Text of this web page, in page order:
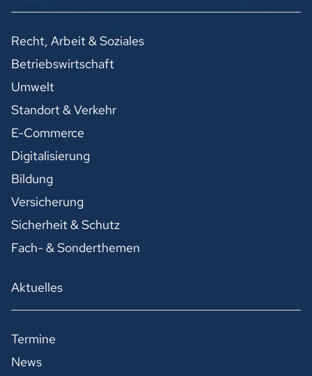
Recht, Arbeit & Soziales
Betriebswirtschaft
Umwelt
Standort & Verkehr
E-Commerce
Digitalisierung
Bildung
Versicherung
Sicherheit & Schutz
Fach- & Sonderthemen
Aktuelles
Termine
News